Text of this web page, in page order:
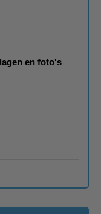
en foto's